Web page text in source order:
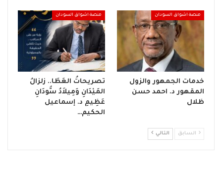
منصة اشواق السودان
خدمات الجمهور والزول
المقهور د. احمد حسن
ظلال
منصة اشواق السودان
تصريحاتُ العَطَا.. زلزالُ
المَيْدَانِ وَمِيلاَدُ سُّودَانِ
عَظِيمِ د. إسماعيل
الحكيم…
السابق التالي